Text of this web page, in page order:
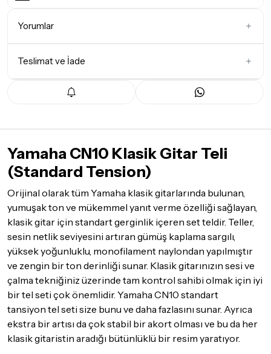
Yorumlar
Teslimat ve İade
Teslimat Koşulları
tatil günlerinde teslimat yapılamamaktadır.
Seçtiğiniz ürünlerin tamamıdoremusic Sevkiyat Ekibi
Detaylar içintıklayınız
İade Koşulları
Sitemiz üzerinden satın almış olduğunuz ürünleri, teslimat
tarihinden itibaren14 Güniçerisinde iade edebilir ya da
değiştirebilirsiniz.
İadesi ve değişimi mümkün olmayan ürünler için
tıklayınız
İade ve değişimi talep edilecek ürünün ticari vasfını yitirmemiş
olması, ambalajının korunmuş, aksesuar ve tüm ürün içeriğinin
eksiksiz olması gerekmektedir. Satın almış olduğunuz ürünü
göndermeden önce mutlaka
Yamaha CN10 Klasik Gitar Teli
(Standard Tension)
Orijinal olarak tüm Yamaha klasik gitarlarında bulunan,
yumuşak ton ve mükemmel yanıt verme özelliği sağlayan,
klasik gitar için standart gerginlik içeren set teldir. Teller,
sesin netlik seviyesini artıran gümüş kaplama sargılı,
yüksek yoğunluklu, monofilament naylondan yapılmıştır
ve zengin bir ton derinliği sunar. Klasik gitarınızın sesi ve
çalma tekniğiniz üzerinde tam kontrol sahibi olmak için iyi
bir tel seti çok önemlidir. Yamaha CN10 standart
tansiyon tel seti size bunu ve daha fazlasını sunar. Ayrıca
ekstra bir artısı da çok stabil bir akort olması ve bu da her
klasik gitaristin aradığı bütünlüklü bir resim yaratıyor.